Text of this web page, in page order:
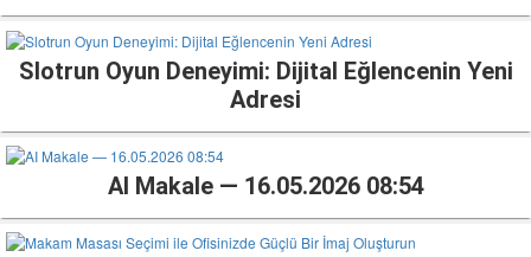
Slotrun Oyun Deneyimi: Dijital Eğlencenin Yeni
Adresi
AI Makale — 16.05.2026 08:54